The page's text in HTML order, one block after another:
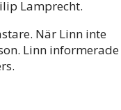
Lamprecht.
När Linn inte
Linn informerade